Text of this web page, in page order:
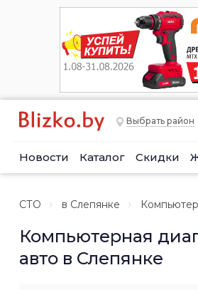
Выбрать район
Новости Каталог Скидки
СТО в Слепянке
Компьютерная
авто в Слепянке